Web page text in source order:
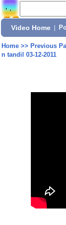
Video Home
Home>> Previous
n tandil 03-12-2011